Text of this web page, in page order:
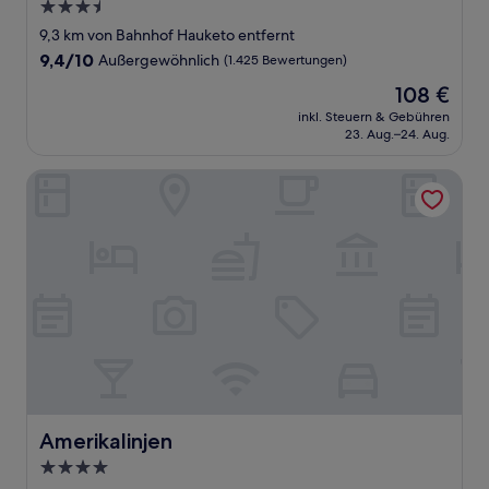
3.5-
Sterne-
Unterkunft
9,3 km von Bahnhof Hauketo entfernt
9.4
9,4/10 Außergewöhnlich (1.425 Bewertungen)
Der
Preis
beträgt
108 €
inkl. Steuern & Gebühren
23. Aug.–24. Aug.
Amerikalinjen
Amerikalinjen
4.0-